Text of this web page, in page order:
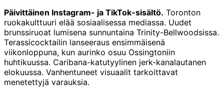
Päivittäinen Instagram- ja TikTok-sisältö. Toronton
ruokakulttuuri elää sosiaalisessa mediassa. Uudet
brunssiruoat lumisena sunnuntaina Trinity-Bellwoodsissa.
Terassicocktailin lanseeraus ensimmäisenä
viikonloppuna, kun aurinko osuu Ossingtoniin
huhtikuussa. Caribana-katutyylinen jerk-kanalautanen
elokuussa. Vanhentuneet visuaalit tarkoittavat
menetettyjä varauksia.